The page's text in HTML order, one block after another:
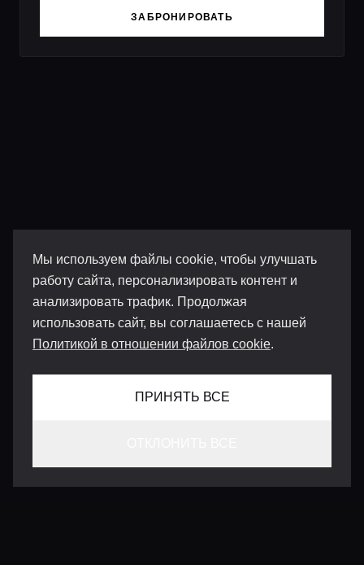
Мы используем файлы cookie, чтобы улучшать
работу сайта, персонализировать контент и
анализировать трафик. Продолжая
использовать сайт, вы соглашаетесь с нашей
Политикой в отношении файлов cookie.
ПРИНЯТЬ ВСЕ
ЗАБРОНИРОВАТЬ